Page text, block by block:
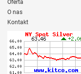
Oferta
O nas
Kontakt